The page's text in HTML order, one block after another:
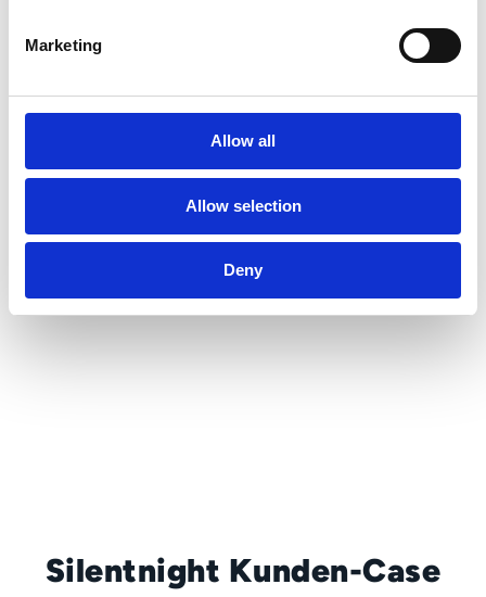
Marketing
Allow all
Allow selection
Deny
Silentnight Kunden-Case
lesen
Silentnight Kunden-Case